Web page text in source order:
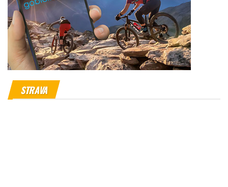
STRAVA